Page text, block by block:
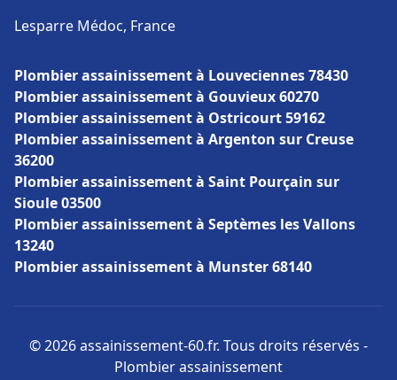
Lesparre Médoc, France
Plombier assainissement à Louveciennes 78430
Plombier assainissement à Gouvieux 60270
Plombier assainissement à Ostricourt 59162
Plombier assainissement à Argenton sur Creuse
36200
Plombier assainissement à Saint Pourçain sur
Sioule 03500
Plombier assainissement à Septèmes les Vallons
13240
Plombier assainissement à Munster 68140
© 2026 assainissement-60.fr. Tous droits réservés -
Plombier assainissement